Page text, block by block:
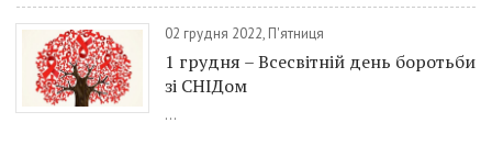
02 грудня 2022, П'ятниця
1 грудня – Всесвітній день боротьби
зі СНІДом
...